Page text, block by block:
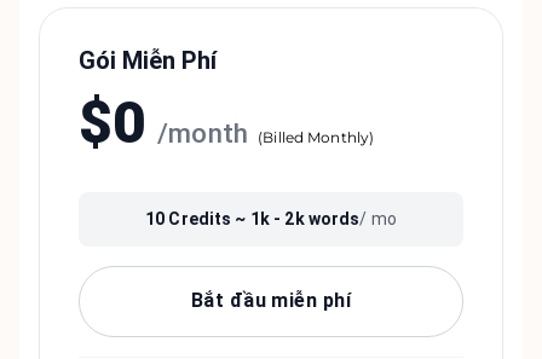
Gói Miễn Phí
$0 /month (Billed Monthly)
10 Credits ~ 1k - 2kwords/ mo
Bắt đầu miễn phí